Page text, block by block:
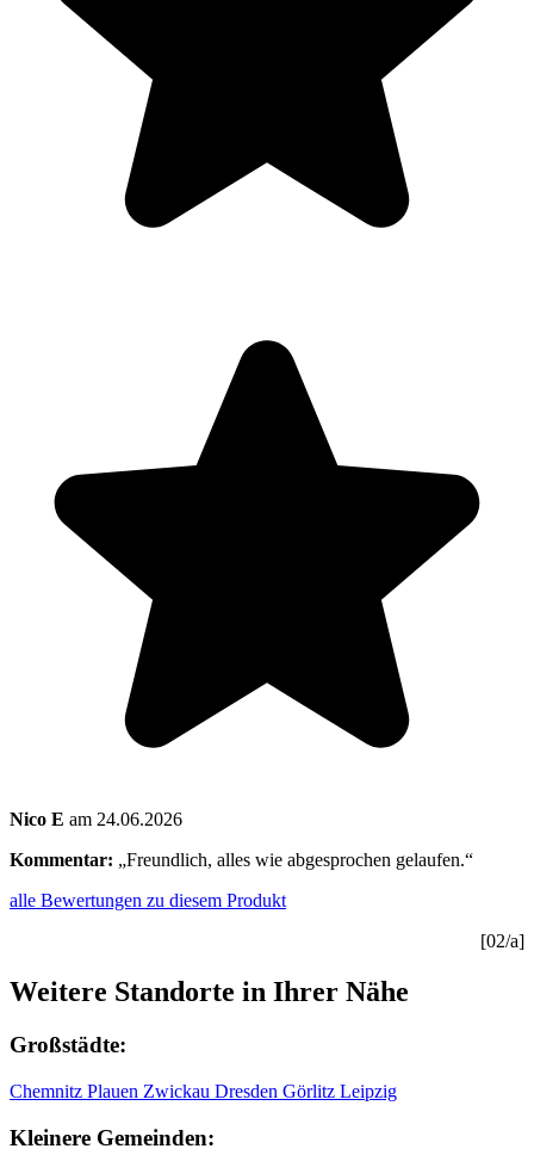
Nico E am 24.06.2026
Kommentar: „Freundlich, alles wie abgesprochen gelaufen.“
alle Bewertungen zu diesem Produkt
[02/a]
Weitere Standorte in Ihrer Nähe
Großstädte:
Chemnitz Plauen Zwickau Dresden Görlitz Leipzig
Kleinere Gemeinden: